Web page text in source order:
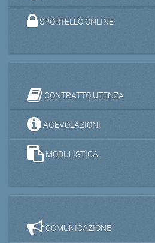
SPORTELLO ONLINE
CONTRATTO UTENZA
AGEVOLAZIONI
MODULISTICA
COMUNICAZIONE